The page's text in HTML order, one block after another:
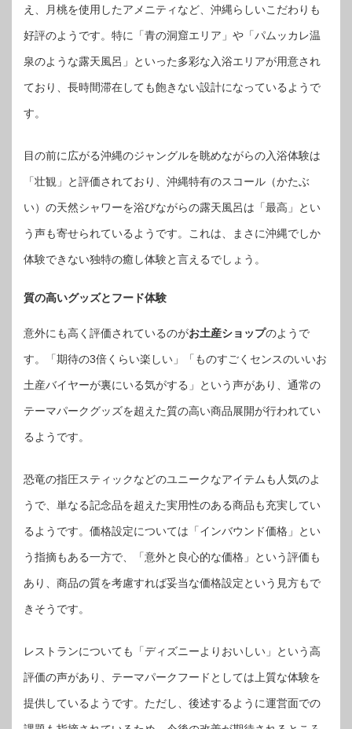
え、月桃を使用したアメニティなど、沖縄らしいこだわりも
好評のようです。特に「青の洞窟エリア」や「パムッカレ温
泉のような露天風呂」といった多彩な入浴エリアが用意され
ており、長時間滞在しても飽きない設計になっているようで
す。
目の前に広がる沖縄のジャングルを眺めながらの入浴体験は
「壮観」と評価されており、沖縄特有のスコール（かたぶ
い）の天然シャワーを浴びながらの露天風呂は「最高」とい
う声も寄せられているようです。これは、まさに沖縄でしか
体験できない独特の癒し体験と言えるでしょう。
質の高いグッズとフード体験
意外にも高く評価されているのがお土産ショップのようで
す。「期待の3倍くらい楽しい」「ものすごくセンスのいいお
土産バイヤーが裏にいる気がする」という声があり、通常の
テーマパークグッズを超えた質の高い商品展開が行われてい
るようです。
恐竜の指圧スティックなどのユニークなアイテムも人気のよ
うで、単なる記念品を超えた実用性のある商品も充実してい
るようです。価格設定については「インバウンド価格」とい
う指摘もある一方で、「意外と良心的な価格」という評価も
あり、商品の質を考慮すれば妥当な価格設定という見方もで
きそうです。
レストランについても「ディズニーよりおいしい」という高
評価の声があり、テーマパークフードとしては上質な体験を
提供しているようです。ただし、後述するように運営面での